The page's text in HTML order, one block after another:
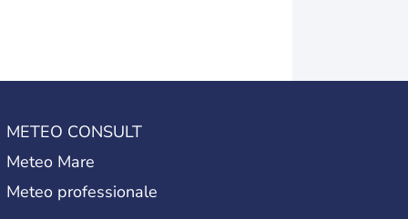
METEO CONSULT
Meteo Mare
Meteo professionale